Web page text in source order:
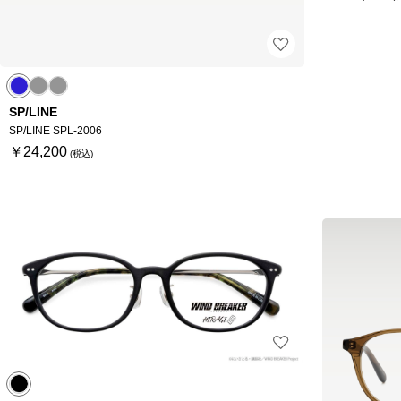
SP/LINE
SP/LINE SPL-2006
￥24,200